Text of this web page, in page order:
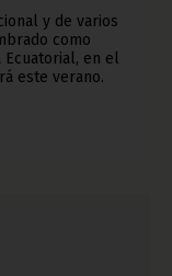
y de varios
como
Ecuatorial, en el
este verano.